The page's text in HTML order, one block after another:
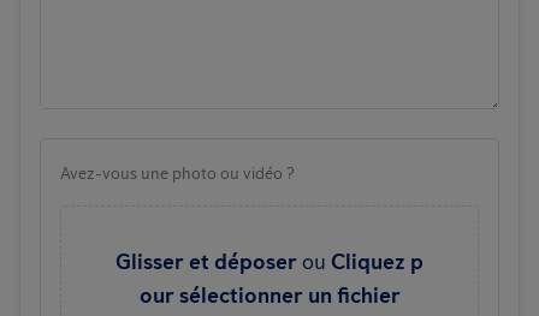
Avez-vous une photo ou vidéo ?
Glisser et déposerou Cliquez p
our sélectionner un fichier